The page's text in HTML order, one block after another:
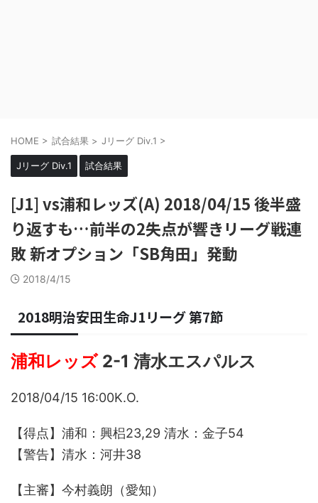
HOME > 試合結果 > Jリーグ Div.1 >
Jリーグ Div.1 試合結果
[J1] vs浦和レッズ(A) 2018/04/15 後半盛
り返すも…前半の2失点が響きリーグ戦連
敗 新オプション「SB角田」発動
2018/4/15
2018明治安田生命J1リーグ 第7節
浦和レッズ 2-1 清水エスパルス
2018/04/15 16:00K.O.
【得点】浦和：興梠23,29 清水：金子54
【警告】清水：河井38
【主審】今村義朗（愛知）